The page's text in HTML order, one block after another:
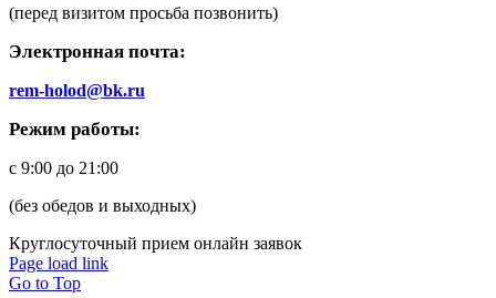
(перед визитом просьба позвонить)
Электронная почта:
rem-holod@bk.ru
Режим работы:
c 9:00 до 21:00
(без обедов и выходных)
Круглосуточный прием онлайн заявок
Page load link
Go to Top